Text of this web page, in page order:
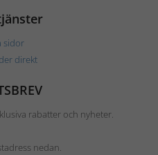
sidor
direkt
rabatter och nyheter.
nedan.